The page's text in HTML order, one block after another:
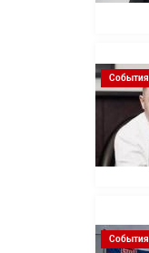
События
События